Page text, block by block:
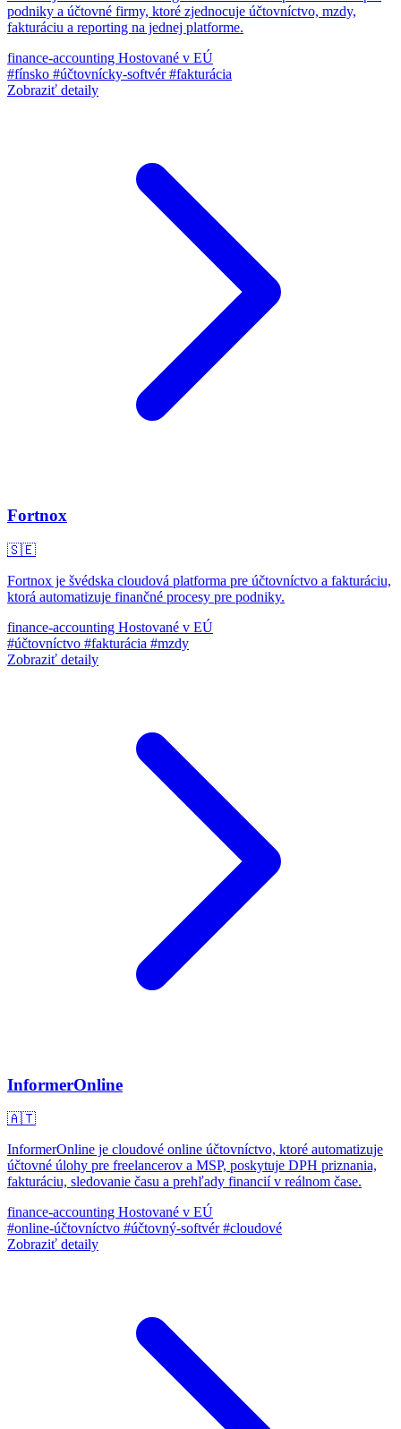
podniky a účtovné firmy, ktoré zjednocuje účtovníctvo, mzdy,
fakturáciu a reporting na jednej platforme.
finance-accounting Hostované v EÚ
#fínsko #účtovnícky-softvér#fakturácia
Zobraziť detaily
Fortnox
🇸🇪
Fortnox je švédska cloudová platforma pre účtovníctvo a fakturáciu,
ktorá automatizuje finančné procesy pre podniky.
finance-accounting Hostované v EÚ
#účtovníctvo #fakturácia #mzdy
Zobraziť detaily
InformerOnline
🇦🇹
InformerOnline je cloudové online účtovníctvo, ktoré automatizuje
účtovné úlohy pre freelancerov a MSP, poskytuje DPH priznania,
fakturáciu, sledovanie času a prehľady financií v reálnom čase.
finance-accounting Hostované v EÚ
#online-účtovníctvo #účtovný-softvér#cloudové
Zobraziť detaily